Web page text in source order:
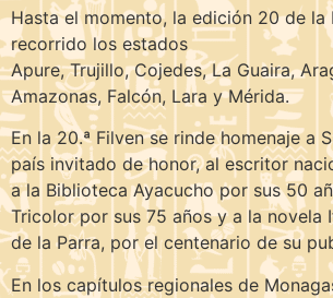
Hasta el momento, la edición 20 de la
recorrido los estados
Apure, Trujillo, Cojedes, La Guaira,
Amazonas, Falcón, Lara y Mérida.
En la 20.ª Filven se rinde homenaje a
país invitado de honor, al escritor
a la Biblioteca Ayacucho por sus 50
Tricolor por sus 75 años y a la novela
de la Parra, por el centenario de su
En los capítulos regionales de